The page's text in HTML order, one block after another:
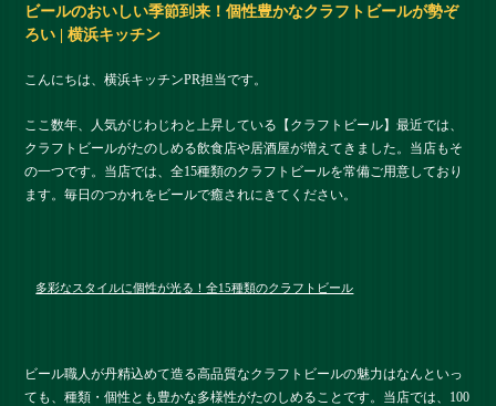
ビールのおいしい季節到来！個性豊かなクラフトビールが勢ぞ
ろい | 横浜キッチン
こんにちは、横浜キッチンPR担当です。
ここ数年、人気がじわじわと上昇している【クラフトビール】最近では、
クラフトビールがたのしめる飲食店や居酒屋が増えてきました。当店もそ
の一つです。当店では、全15種類のクラフトビールを常備ご用意しており
ます。毎日のつかれをビールで癒されにきてください。
多彩なスタイルに個性が光る！全15種類のクラフトビール
ビール職人が丹精込めて造る高品質なクラフトビールの魅力はなんといっ
ても、種類・個性とも豊かな多様性がたのしめることです。当店では、100